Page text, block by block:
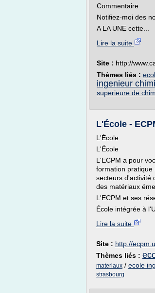
Commentaire
Notifiez-moi des
A LA UNE cette...
Lire la suite
Site : http://
Thèmes liés :
ingenieur
superieure de
L'École -
L'École
L'École
L'ECPM a pour
formation pratique
secteurs d'activité
des matériaux
L'ECPM et ses
École intégrée à
Lire la suite
Site : http://
Thèmes liés :
materiaux / ecole
strasbourg